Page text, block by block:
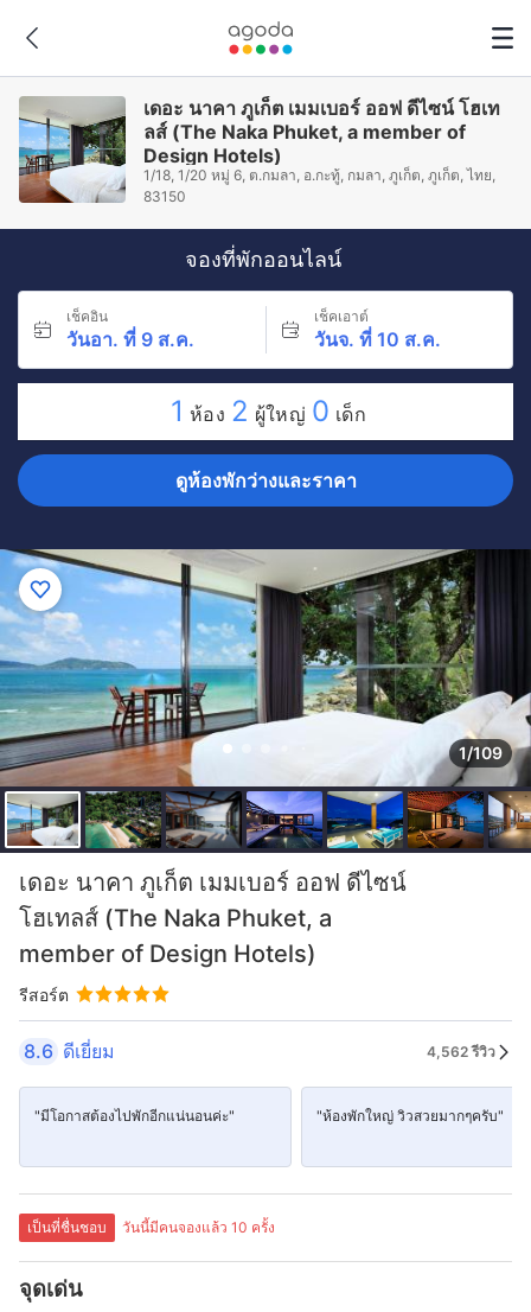
เดอะ นาคา ภูเก็ต เมมเบอร์ ออฟ ดีไซน์ โฮเท
ลส์ (The Naka Phuket, a member of
Design Hotels)
1/18, 1/20 หมู่ 6, ต.กมลา, อ.กะทู้, กมลา, ภูเก็ต, ภูเก็ต, ไทย,
83150
จองที่พักออนไลน์
เช็คอิน
วันอา. ที่ 9 ส.ค.
เช็คเอาต์
วันจ. ที่ 10 ส.ค.
1 ห้อง 2 ผู้ใหญ่ 0 เด็ก
ดูห้องพักว่างและราคา
1/109
เดอะ นาคา ภูเก็ต เมมเบอร์ ออฟ ดีไซน์
โฮเทลส์ (The Naka Phuket, a
member of Design Hotels)
รีสอร์ต
8.6 ดีเยี่ยม 4,562 รีวิว
"มีโอกาสต้องไปพักอีกแน่นอนค่ะ" "ห้องพักใหญ่ วิวสวยมากๆครับ"
เป็นที่ชื่นชอบ วันนี้มีคนจองแล้ว 10 ครั้ง
จุดเด่น